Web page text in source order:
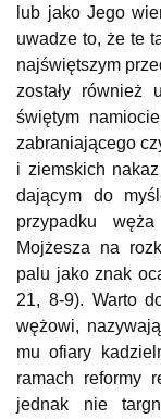
lub jako Jego
uwadze to, że te
najświętszym
zostały również
świętym
zabraniającego
i ziemskich
dającym do
przypadku
Mojżesza na
palu jako znak
21, 8-9). Warto
wężowi,
mu ofiary
ramach reformy
jednak nie